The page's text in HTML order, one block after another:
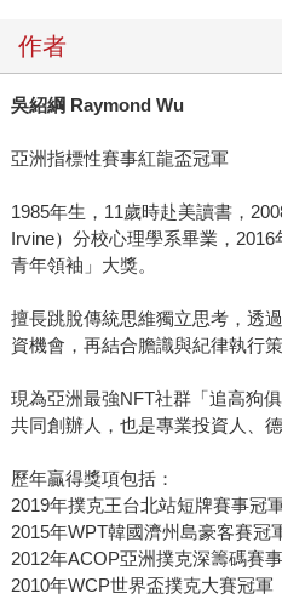
作者
吳紹綱 Raymond Wu
亞洲指標性賽事紅龍盃冠軍
1985年生，11歲時赴美讀書，
Irvine）分校心理學系畢業，
青年領袖」大獎。
擅長跳脫傳統思維獨立思考，透
資機會，再結合膽識與紀律執行
現為亞洲最強NFT社群「追高狗
共同創辦人，也是專業投資人、
歷年贏得獎項包括：
2019年撲克王台北站短牌賽事冠
2015年WPT韓國濟州島豪客賽冠
2012年ACOP亞洲撲克深籌碼賽
2010年WCP世界盃撲克大賽冠軍